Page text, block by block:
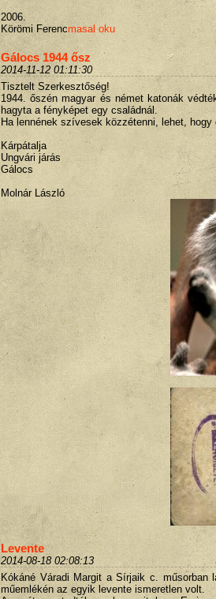
2006.
Körömi Ferencmasal oku
Gálocs 1944 ősz
2014-11-12 01:11:30
Tisztelt Szerkesztőség!
1944. őszén magyar és német katonák
hagyta a fényképet egy családnál.
Ha lennének szívesek közzétenni, lehet, hogy
Kárpátalja
Ungvári járás
Gálocs
Molnár László
Levente
2014-08-18 02:08:13
Kókáné Váradi Margit a Sírjaik c.
műemlékén az egyik levente ismeretlen volt.